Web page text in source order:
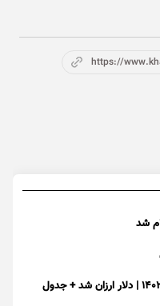
https://
قیمت دلار و ارز در بازار امروز ۲۹ مهر ۱۴۰۲ | دلار ارزان شد + جدول